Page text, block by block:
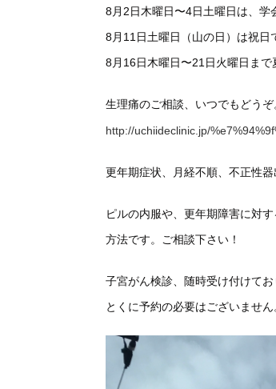
8月2日木曜日〜4日土曜日は、学
8月11日土曜日（山の日）は祝日
8月16日木曜日〜21日火曜日まで
生理痛のご相談、いつでもどうぞ
http://uchiideclinic.jp/
更年期症状、月経不順、不正性
ピルの内服や、更年期障害に対
方法です。ご相談下さい！
子宮がん検診、随時受け付けてお
とくに予約の必要はございませ